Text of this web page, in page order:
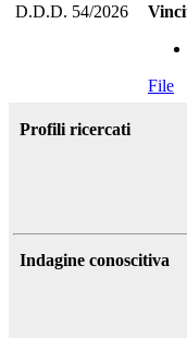
D.D.D. 54/2026
File
Profili ricercati
Indagine conoscitiva